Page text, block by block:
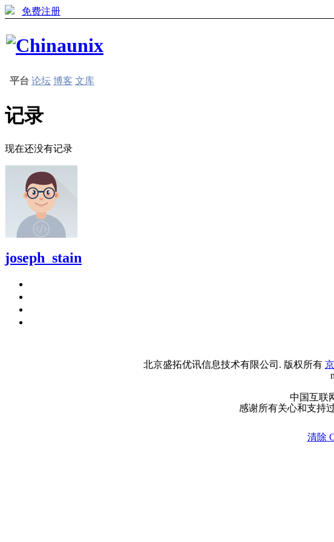
免费注册
平台 论坛 博客 文库
记录
现在还没有记录
joseph_stain
北京盛拓优讯信息技术有限公司. 版权所有
中国互联
感谢所有关心和支持
清除